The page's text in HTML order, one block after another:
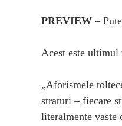
PREVIEW –
Acest este ultimul
„Aforismele
straturi – fiecare
literalmente vaste